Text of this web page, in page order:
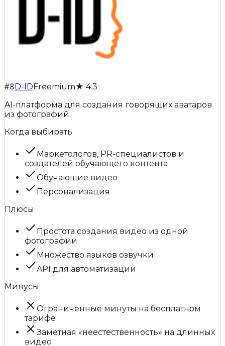
#8 D-ID Freemium★ 4.3
AI-платформа для создания говорящих аватаров
из фотографий.
Когда выбирать
Маркетологов, PR-специалистов и
создателей обучающего контента
Обучающие видео
Персонализация
Плюсы
Простота создания видео из одной
фотографии
Множество языков озвучки
API для автоматизации
Минусы
Ограниченные минуты на бесплатном
тарифе
Заметная «неестественность» на длинных
видео